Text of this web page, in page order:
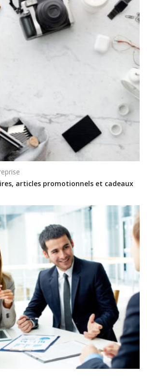
articles promotionnels et cadeaux